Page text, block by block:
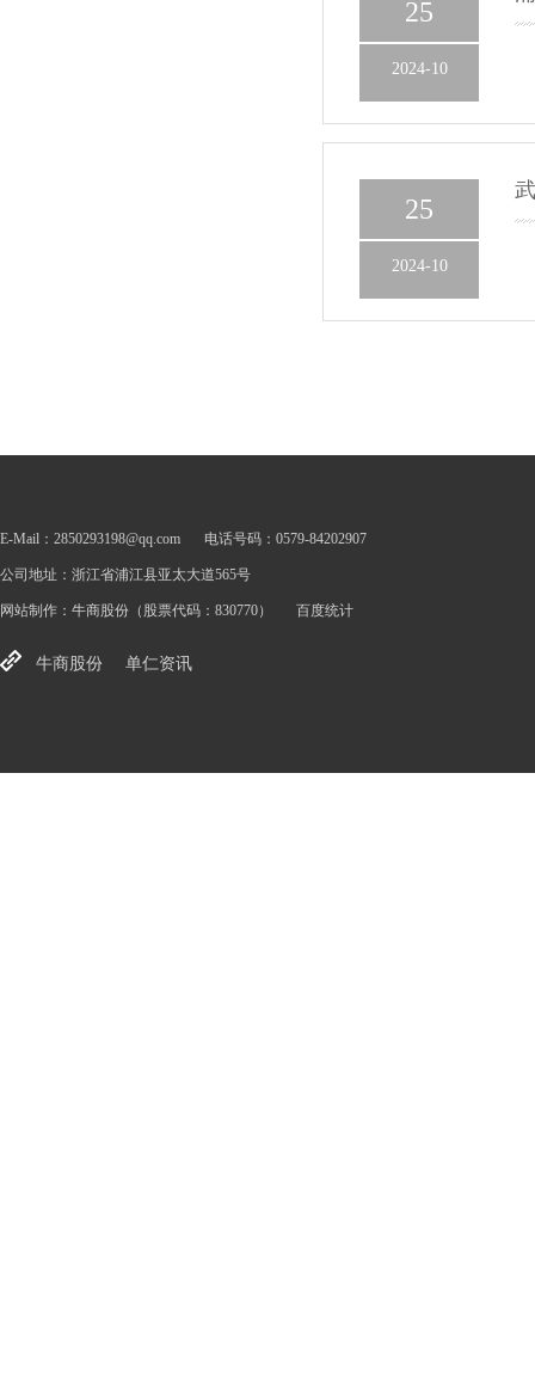
25
2024-10
25
2024-10
E-Mail：2850293198@qq.com 电话号码：0579-84202907
公司地址：浙江省浦江县亚太大道565号
网站制作： 牛商股份 （股票代码：830770） 百度统计
牛商股份 单仁资讯